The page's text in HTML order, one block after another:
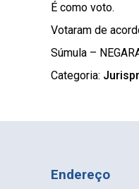
É como voto.
Votaram de
Súmula –
Categoria:
Endereço